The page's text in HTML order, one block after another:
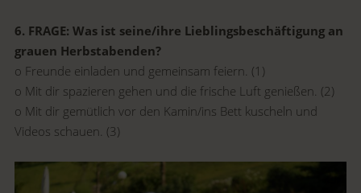
6. FRAGE: Was ist seine/ihre Lieblingsbeschäftigung an
grauen Herbstabenden?
o Freunde einladen und gemeinsam feiern. (1)
o Mit dir spazieren gehen und die frische Luft genießen. (2)
o Mit dir gemütlich vor den Kamin/ins Bett kuscheln und
Videos schauen. (3)